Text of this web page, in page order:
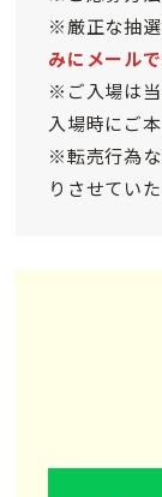
※厳正な抽選
みにメール
※ご入場は当
入場時にご
※転売行為
りさせてい